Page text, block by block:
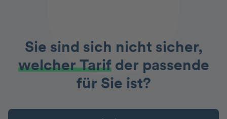
Sie sind sich nicht sicher,
welcher Tarifder passende
für Sie ist?